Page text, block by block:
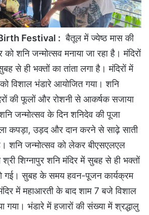
Festival : बैतूल में ज्येष्ठ मास की
को शनि जन्मोत्सव मनाया जा रहा है। मंदिरों
से ही भक्तों का तांता लगा है। मंदिरों में
विशाल भंडारे आयोजित गया। शनि
की फूलों और रोशनी से आकर्षक सजाया
जन्मोत्सव के दिन शनिदेव की पूजा
कपड़ा, उड़द और दान करने से साढ़े साती
शनि जन्मोत्सव को लेकर बीएसएलएल
शिग्नापुर शनि मंदिर में सुबह से ही भक्तों
गई। सुबह के समय हवन-पूजन कार्यक्रम
में महाआरती के बाद शाम 7 बजे विशाल
गया। भंडारे में हजारों की संख्या में श्रद्धालु